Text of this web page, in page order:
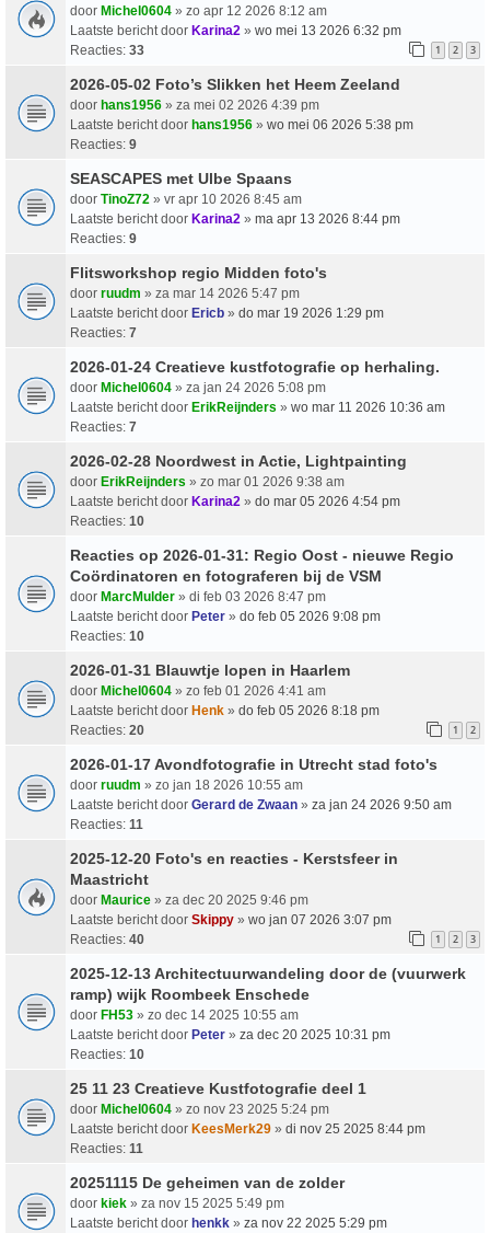
door Michel0604 » zo apr 12 2026 8:12 am
Laatste bericht door Karina2 » wo mei 13 2026 6:32 pm
Reacties: 33 1 2 3
2026-05-02 Foto’s Slikken het Heem Zeeland
door hans1956 » za mei 02 2026 4:39 pm
Laatste bericht door hans1956 » wo mei 06 2026 5:38 pm
Reacties: 9
SEASCAPES met Ulbe Spaans
door TinoZ72 » vr apr 10 2026 8:45 am
Laatste bericht door Karina2 » ma apr 13 2026 8:44 pm
Reacties: 9
Flitsworkshop regio Midden foto's
door ruudm » za mar 14 2026 5:47 pm
Laatste bericht door Ericb » do mar 19 2026 1:29 pm
Reacties: 7
2026-01-24 Creatieve kustfotografie op herhaling.
door Michel0604 » za jan 24 2026 5:08 pm
Laatste bericht door ErikReijnders » wo mar 11 2026 10:36 am
Reacties: 7
2026-02-28 Noordwest in Actie, Lightpainting
door ErikReijnders » zo mar 01 2026 9:38 am
Laatste bericht door Karina2 » do mar 05 2026 4:54 pm
Reacties: 10
Reacties op 2026-01-31: Regio Oost - nieuwe Regio
Coördinatoren en fotograferen bij de VSM
door MarcMulder » di feb 03 2026 8:47 pm
Laatste bericht door Peter » do feb 05 2026 9:08 pm
Reacties: 10
2026-01-31 Blauwtje lopen in Haarlem
door Michel0604 » zo feb 01 2026 4:41 am
Laatste bericht door Henk » do feb 05 2026 8:18 pm
Reacties: 20 1 2
2026-01-17 Avondfotografie in Utrecht stad foto's
door ruudm » zo jan 18 2026 10:55 am
Laatste bericht door Gerard de Zwaan » za jan 24 2026 9:50 am
Reacties: 11
2025-12-20 Foto's en reacties - Kerstsfeer in
Maastricht
door Maurice » za dec 20 2025 9:46 pm
Laatste bericht door Skippy » wo jan 07 2026 3:07 pm
Reacties: 40 1 2 3
2025-12-13 Architectuurwandeling door de (vuurwerk
ramp) wijk Roombeek Enschede
door FH53 » zo dec 14 2025 10:55 am
Laatste bericht door Peter » za dec 20 2025 10:31 pm
Reacties: 10
25 11 23 Creatieve Kustfotografie deel 1
door Michel0604 » zo nov 23 2025 5:24 pm
Laatste bericht door KeesMerk29 » di nov 25 2025 8:44 pm
Reacties: 11
20251115 De geheimen van de zolder
door kiek » za nov 15 2025 5:49 pm
Laatste bericht door henkk » za nov 22 2025 5:29 pm